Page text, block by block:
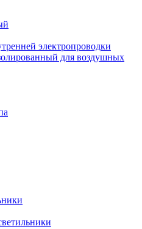
электропроводки
для воздушных